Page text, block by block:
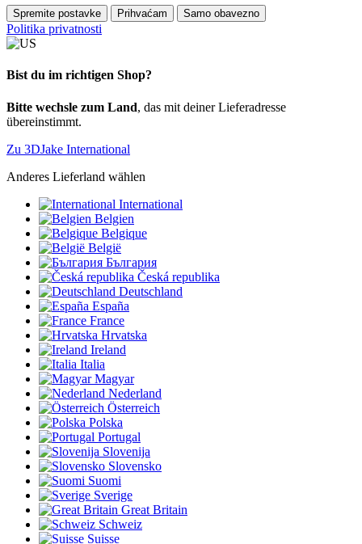
Spremite postavke Prihvaćam Samo obavezno
Politika privatnosti
Bist du im richtigen Shop?
Bitte wechsle zum Land, das mit deiner Lieferadresse
übereinstimmt.
Zu 3DJake International
Anderes Lieferland wählen
International
Belgien
Belgique
België
България
Česká republika
Deutschland
España
France
Hrvatska
Ireland
Italia
Magyar
Nederland
Österreich
Polska
Portugal
Slovenija
Slovensko
Suomi
Sverige
Great Britain
Schweiz
Suisse